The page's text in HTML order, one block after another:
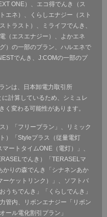
ONE）、エコ得でんき（ス
エネ）、くらしエナジー（スト
トラスト）、ミライフでんき、
（エスエナジー）、よかエネ
）の一部のプラン、ハルエネで
でんき、J:COMの一部のプ
ンは、日本卸電力取引所
に計算しているため、シミュレ
く変わる可能性があります。
）「フリープラン」、リミック
）「Styleプラス（従量電灯
ートタイムONE（電灯）」、
でんき）「TERASELマ
かりの森でんき「シナネンあか
ーケットリンク）」、ソフトバ
うちでんき」「くらしでんき」
管内、リボンエナジー「リボン
ール電化割引プラン」